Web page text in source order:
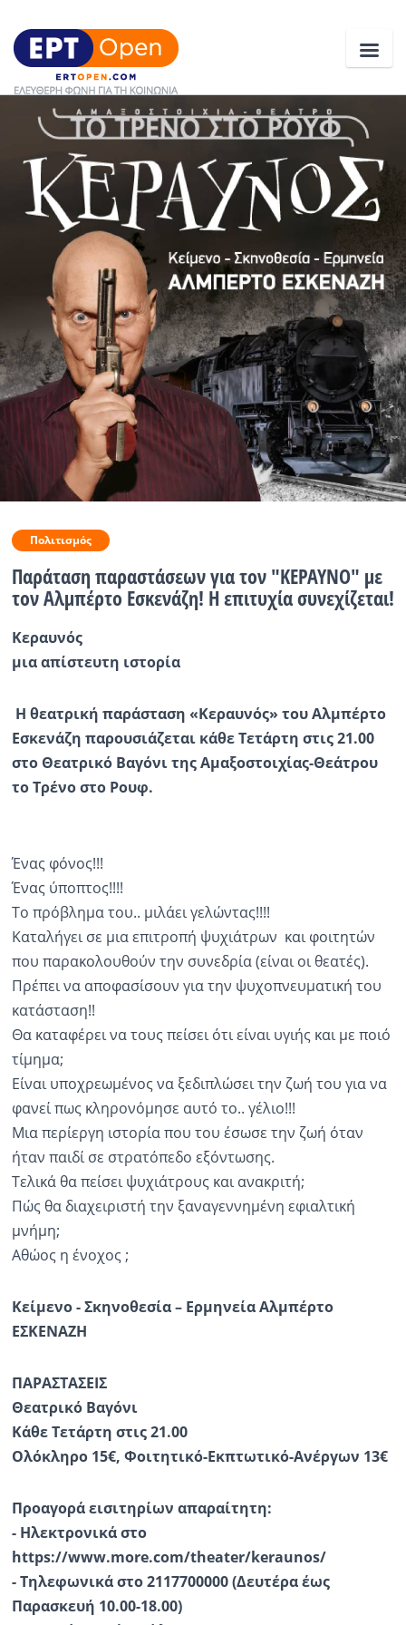
Ειδήσεις
Ελλάδα
Κοινωνία
Πολιτική
Οικονομία
Αθλητικά
Κόσμος
Ραδιόφωνο LIVE
Πολιτισμός
Πολιτισμός
Παράταση παραστάσεων για τον "ΚΕΡΑΥΝΟ" με
τον Αλμπέρτο Εσκενάζη! Η επιτυχία συνεχίζεται!
Κεραυνός
μια απίστευτη ιστορία
Η θεατρική παράσταση «Κεραυνός» του Αλμπέρτο
Εσκενάζη παρουσιάζεται κάθε Τετάρτη στις 21.00
στο Θεατρικό Βαγόνι της Αμαξοστοιχίας-Θεάτρου
το Τρένο στο Ρουφ.
Ένας φόνος!!!
Ένας ύποπτος!!!!
Το πρόβλημα του.. μιλάει γελώντας!!!!
Καταλήγει σε μια επιτροπή ψυχιάτρων και φοιτητών
που παρακολουθούν την συνεδρία (είναι οι θεατές).
Πρέπει να αποφασίσουν για την ψυχοπνευματική του
κατάσταση!!
Θα καταφέρει να τους πείσει ότι είναι υγιής και με ποιό
τίμημα;
Είναι υποχρεωμένος να ξεδιπλώσει την ζωή του για να
φανεί πως κληρονόμησε αυτό το.. γέλιο!!!
Μια περίεργη ιστορία που του έσωσε την ζωή όταν
ήταν παιδί σε στρατόπεδο εξόντωσης.
Τελικά θα πείσει ψυχιάτρους και ανακριτή;
Πώς θα διαχειριστή την ξαναγεννημένη εφιαλτική
μνήμη;
Αθώος η ένοχος ;
Κείμενο - Σκηνοθεσία – Ερμηνεία Αλμπέρτο
ΕΣΚΕΝΑΖΗ
ΠΑΡΑΣΤΑΣΕΙΣ
Θεατρικό Βαγόνι
Κάθε Τετάρτη στις 21.00
Ολόκληρο 15€, Φοιτητικό-Εκπτωτικό-Ανέργων 13€
Προαγορά εισιτηρίων απαραίτητη:
- Ηλεκτρονικά στο
https://www.more.com/theater/keraunos/
- Τηλεφωνικά στο 2117700000 (Δευτέρα έως
Παρασκευή 10.00-18.00)